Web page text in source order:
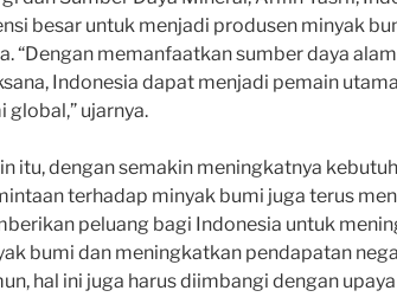
besar untuk menjadi produsen minyak
“Dengan memanfaatkan sumber daya
Indonesia dapat menjadi pemain
global,” ujarnya.
itu, dengan semakin meningkatnya
terhadap minyak bumi juga terus
peluang bagi Indonesia untuk
bumi dan meningkatkan pendapatan
hal ini juga harus diimbangi dengan